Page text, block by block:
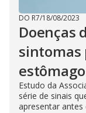
DO R7/18/08/2023
Doenças
sintomas
Estudo da
série de sinais
apresentar